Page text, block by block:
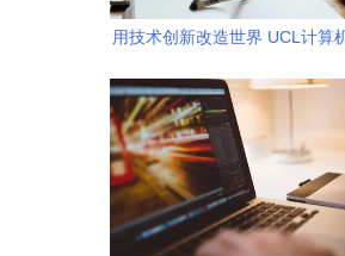
用技术创新改造世界 UCL计算